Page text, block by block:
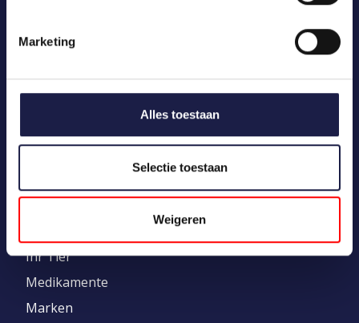
Marketing
Alles toestaan
Selectie toestaan
Weigeren
Ihr Tier
Medikamente
Marken